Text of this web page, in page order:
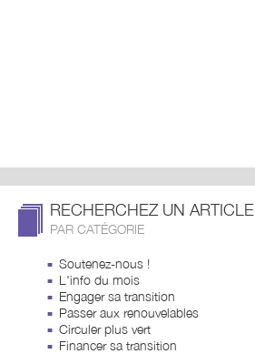
RECHERCHEZ UN ARTICLE
PAR CATÉGORIE
Soutenez-nous !
L'info du mois
Engager sa transition
Passer aux renouvelables
Circuler plus vert
Financer sa transition